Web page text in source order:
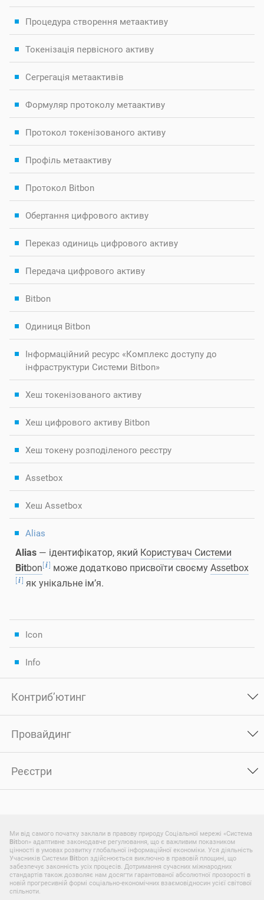
Процедура створення метаактиву
Токенізація первісного активу
Сегрегація метаактивів
Формуляр протоколу метаактиву
Протокол токенізованого активу
Профіль метаактиву
Протокол Bitbon
Обертання цифрового активу
Переказ одиниць цифрового активу
Передача цифрового активу
Bitbon
Одиниця Bitbon
Інформаційний ресурс «Комплекс доступу до
інфраструктури Системи Bitbon»
Хеш токенізованого активу
Хеш цифрового активу Bitbon
Хеш токену розподіленого реєстру
Assetbox
Хеш Assetbox
Alias
Alias — ідентифікатор, який Користувач Системи
Bitbon[i] може додатково присвоїти своємуAssetbox
[i] як унікальне ім’я.
Icon
Info
Контриб’ютинг
Провайдинг
Реєстри
Ми від самого початку заклали в правову природу Соціальної мережі «Система
Bitbon» адаптивне законодавче регулювання, що є важливим показником
цінності в умовах розвитку глобальної інформаційної економіки. Уся діяльність
Учасників Системи Bitbon здійснюється виключно в правовій площині, що
забезпечує законність усіх процесів. Дотримання сучасних міжнародних
стандартів також дозволяє нам досягти гарантованої абсолютної прозорості в
новій прогресивній формі соціально-економічних взаємовідносин усієї світової
спільноти.